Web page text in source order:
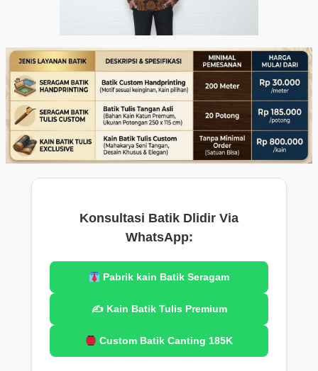
Konsultasi Batik Dlidir Via
WhatsApp:
Pabrik kain Batik Seragam
✍️ Kain Batik Tulis Premium
Custom Batik Canting 185K